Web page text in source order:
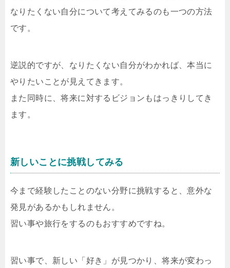
なりたくない自分について考えてみるのも一つの方法
です。
逆説的ですが、なりたくない自分がわかれば、本当に
やりたいことが見えてきます。
また同時に、将来に対するビジョンもはっきりしてき
ます。
新しいことに挑戦してみる
今まで経験したことのない分野に挑戦すると、意外な
発見があるかもしれません。
習い事や旅行をするのもおすすめですね。
習い事で、新しい「好き」が見つかり、将来が変わっ